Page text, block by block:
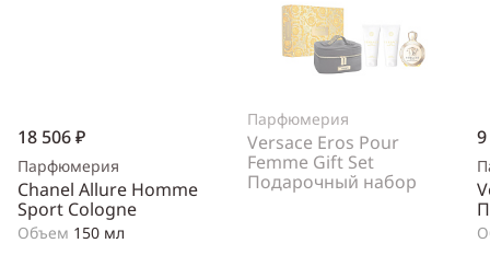
18 506 ₽
Парфюмерия
Chanel Allure Homme
Sport Cologne
Объем 150 мл
Парфюмерия
Versace Eros Pour
Femme Gift Set
Подарочный набор